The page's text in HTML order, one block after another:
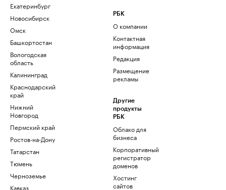
Екатеринбург
Новосибирск
Омск
Башкортостан
Вологодская
область
Калининград
Краснодарский
край
Нижний
Новгород
Пермский край
Ростов-на-Дону
Татарстан
Тюмень
Черноземье
Кавказ
РБК
О компании
Контактная
информация
Редакция
Размещение
рекламы
Другие
продукты
РБК
Облако для
бизнеса
Корпоративный
регистратор
доменов
Хостинг
сайтов